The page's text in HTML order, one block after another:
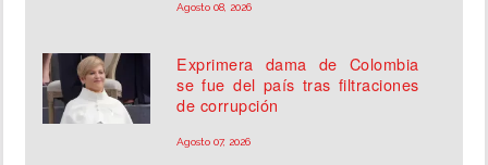
Agosto 08, 2026
Exprimera dama de Colombia
se fue del país tras filtraciones
de corrupción
Agosto 07, 2026